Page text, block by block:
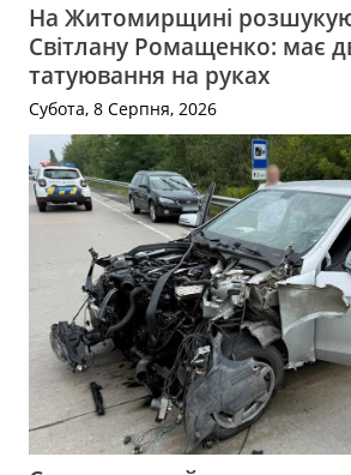
На Житомирщині
Світлану Ромащенко: має
татуювання на руках
Субота, 8 Серпня, 2026